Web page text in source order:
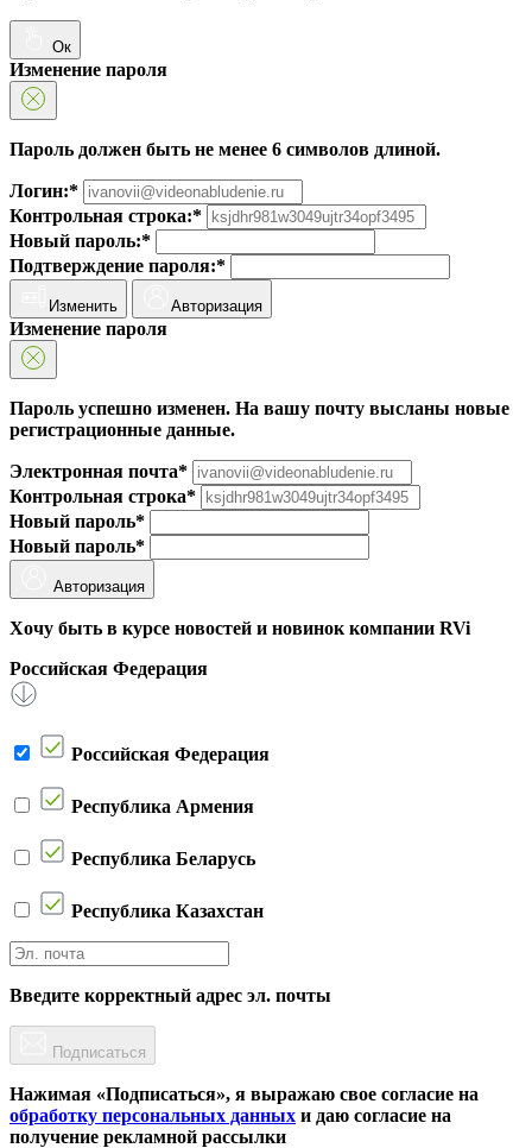
Ок
Изменение пароля
Пароль должен быть не менее 6 символов длиной.
Логин:*
Контрольная строка:*
Новый пароль:*
Подтверждение пароля:*
Изменить Авторизация
Изменение пароля
Пароль успешно изменен. На вашу почту высланы новые
регистрационные данные.
Электронная почта*
Контрольная строка*
Новый пароль*
Новый пароль*
Авторизация
Хочу быть в курсе новостей и новинок компании RVi
Российская Федерация
Российская Федерация
Республика Армения
Республика Беларусь
Республика Казахстан
Введите корректный адрес эл. почты
Подписаться
Нажимая «Подписаться», я выражаю свое согласие на
обработку персональных данных и даю согласие на
получение рекламной рассылки